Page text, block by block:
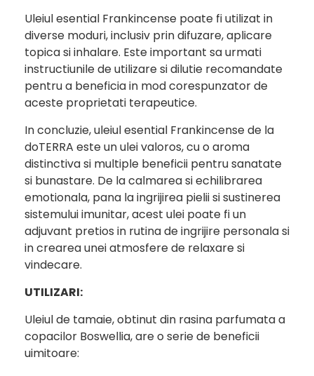
Uleiul esential Frankincense poate fi utilizat in
diverse moduri, inclusiv prin difuzare, aplicare
topica si inhalare. Este important sa urmati
instructiunile de utilizare si dilutie recomandate
pentru a beneficia in mod corespunzator de
aceste proprietati terapeutice.
In concluzie, uleiul esential Frankincense de la
doTERRA este un ulei valoros, cu o aroma
distinctiva si multiple beneficii pentru sanatate
si bunastare. De la calmarea si echilibrarea
emotionala, pana la ingrijirea pielii si sustinerea
sistemului imunitar, acest ulei poate fi un
adjuvant pretios in rutina de ingrijire personala si
in crearea unei atmosfere de relaxare si
vindecare.
UTILIZARI:
Uleiul de tamaie, obtinut din rasina parfumata a
copacilor Boswellia, are o serie de beneficii
uimitoare: